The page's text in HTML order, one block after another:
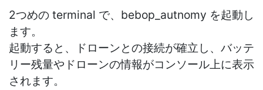
2つめの terminal で、bebop_autnomy を起動し
ます。
起動すると、ドローンとの接続が確立し、バッテ
リー残量やドローンの情報がコンソール上に表示
されます。